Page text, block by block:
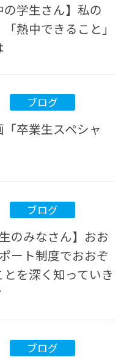
の学生さん】私の
「熱中できること」
ブログ
卒業生スペシャ
ブログ
のみなさん】おお
ート制度でおおぞ
とを深く知っていき
ブログ